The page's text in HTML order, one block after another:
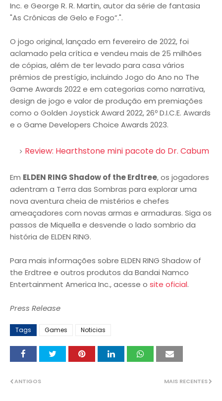
Inc. e George R. R. Martin, autor da série de fantasia
"As Crônicas de Gelo e Fogo”.".
O jogo original, lançado em fevereiro de 2022, foi
aclamado pela crítica e vendeu mais de 25 milhões
de cópias, além de ter levado para casa vários
prêmios de prestígio, incluindo Jogo do Ano no The
Game Awards 2022 e em categorias como narrativa,
design de jogo e valor de produção em premiações
como o Golden Joystick Award 2022, 26º D.I.C.E. Awards
e o Game Developers Choice Awards 2023.
Review: Hearthstone mini pacote do Dr. Cabum
Em ELDEN RING Shadow of the Erdtree, os jogadores
adentram a Terra das Sombras para explorar uma
nova aventura cheia de mistérios e chefes
ameaçadores com novas armas e armaduras. Siga os
passos de Miquella e desvende o lado sombrio da
história de ELDEN RING.
Para mais informações sobre ELDEN RING Shadow of
the Erdtree e outros produtos da Bandai Namco
Entertainment America Inc., acesse o site oficial.
Press Release
Tags Games Noticias
MAIS RECENTES
ANTIGOS